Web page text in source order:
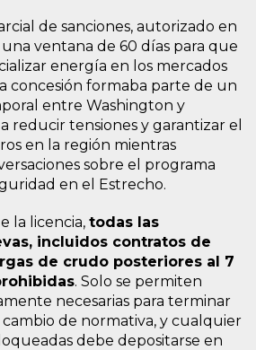
de sanciones, autorizado en
ventana de 60 días para que
energía en los mercados
concesión formaba parte de un
entre Washington y
reducir tensiones y garantizar el
en la región mientras
sobre el programa
en el Estrecho.
la licencia, todas las
incluidos contratos de
de crudo posteriores al 7
. Solo se permiten
necesarias para terminar
de normativa, y cualquier
debe depositarse en